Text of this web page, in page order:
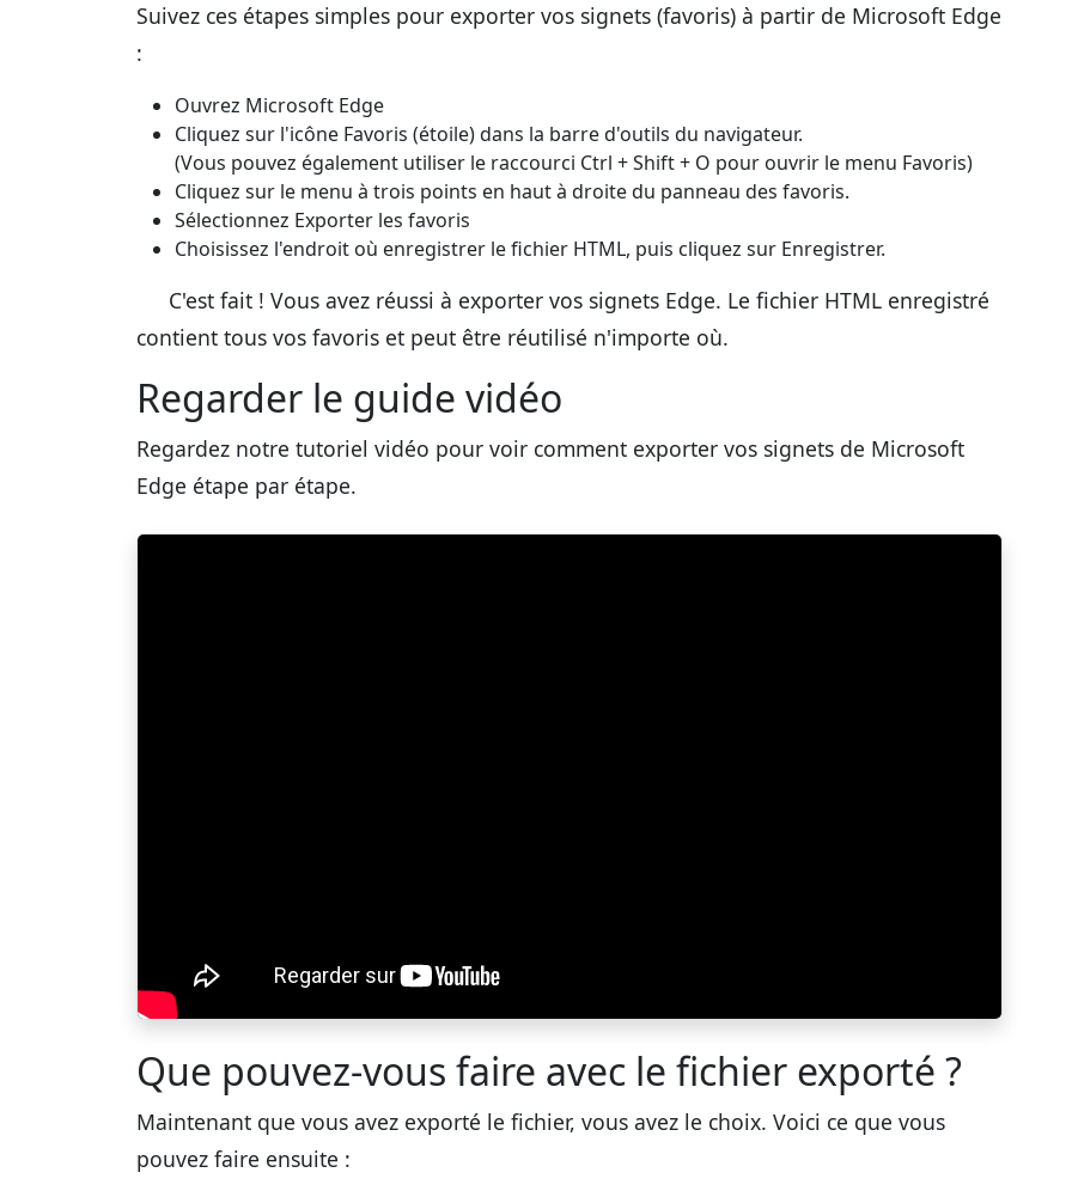
Suivez ces étapes simples pour exporter vos signets (favoris) à partir de Microsoft Edge
:
Ouvrez Microsoft Edge
Cliquez sur l'icône Favoris (étoile) dans la barre d'outils du navigateur.
(Vous pouvez également utiliser le raccourci Ctrl + Shift + O pour ouvrir le menu Favoris)
Cliquez sur le menu à trois points en haut à droite du panneau des favoris.
Sélectionnez Exporter les favoris
Choisissez l'endroit où enregistrer le fichier HTML, puis cliquez sur Enregistrer.
C'est fait ! Vous avez réussi à exporter vos signets Edge. Le fichier HTML enregistré
contient tous vos favoris et peut être réutilisé n'importe où.
Regarder le guide vidéo
Regardez notre tutoriel vidéo pour voir comment exporter vos signets de Microsoft
Edge étape par étape.
Que pouvez-vous faire avec le fichier exporté ?
Maintenant que vous avez exporté le fichier, vous avez le choix. Voici ce que vous
pouvez faire ensuite :